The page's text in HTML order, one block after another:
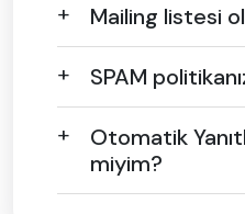
Mailing listesi
SPAM
Otomatik
miyim?